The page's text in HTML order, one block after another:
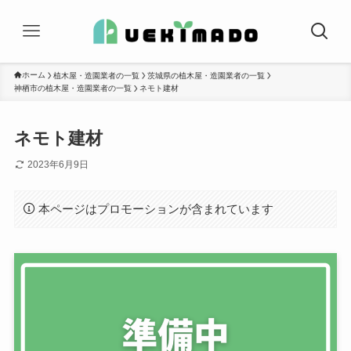
ホーム 植木屋・造園業者の一覧
茨城県の植木屋・造園業者の一覧
神栖市の植木屋・造園業者の一覧
ネモト建材
ネモト建材
2023年6月9日
本ページはプロモーションが含まれています